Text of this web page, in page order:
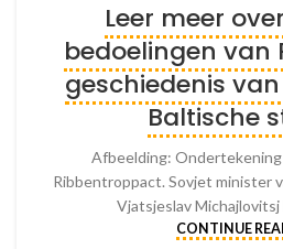
Leer meer
bedoelingen van
geschiedenis
Baltische
Afbeelding:
Ribbentroppact. Sovjet minister
Vjatsjeslav
CONTINUE